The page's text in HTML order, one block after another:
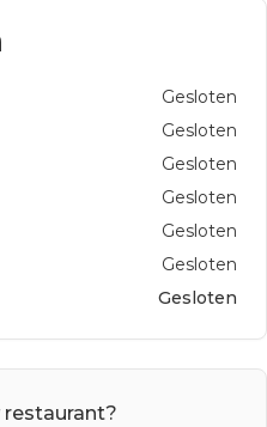
Gesloten
Gesloten
Gesloten
Gesloten
Gesloten
Gesloten
Gesloten
restaurant?